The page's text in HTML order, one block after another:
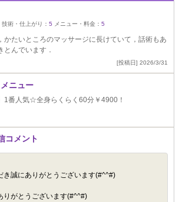
技術・仕上がり： 5 メニュー・料金： 5
かたいところのマッサージに長けていて，話術もあ
とんでいます．
[投稿日] 2026/3/31
ニュー
1番人気☆全身らくらく60分￥4900！
コメント
き誠にありがとうございます(#^^#)
りがとうございます(#^^#)